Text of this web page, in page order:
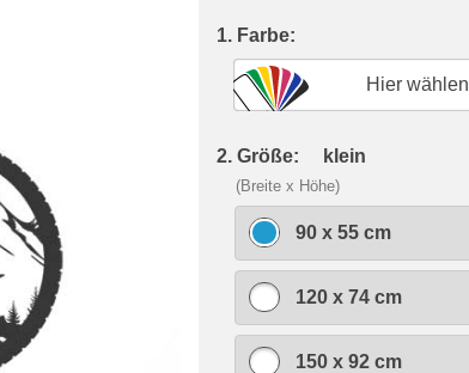
1. Farbe:
Hier wählen
2. Größe: klein
(Breite x Höhe)
90 x 55 cm
120 x 74 cm
150 x 92 cm